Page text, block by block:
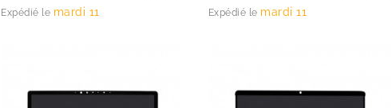
Expédié le mardi 11 Expédié le mardi 11